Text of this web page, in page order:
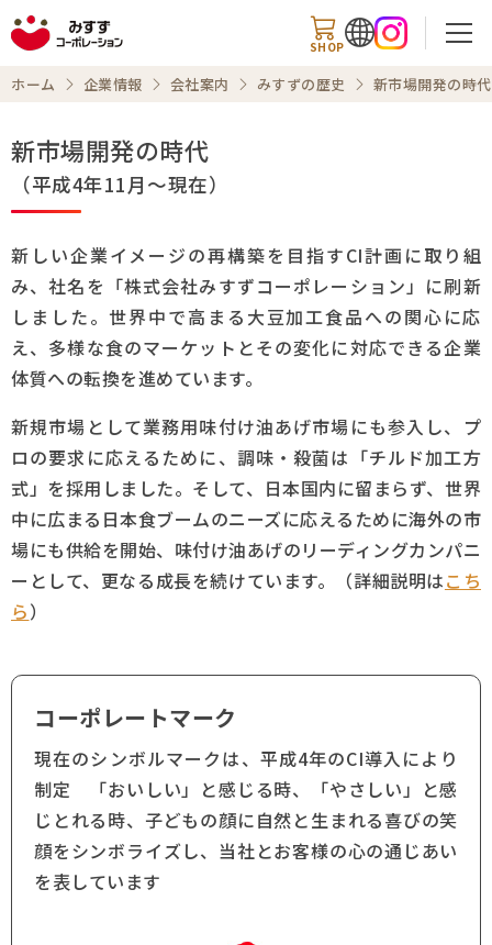
SHOP
ホーム
企業トップ
会社案内
事業内容
チャレンジ精神
生産工場
社会と未来
お問い合わせ
ホーム 企業情報 会社案内 みすずの歴史 新市場開発の時代
新市場開発の時代
（平成4年11月～現在）
新しい企業イメージの再構築を目指すCI計画に取り組
み、社名を「株式会社みすずコーポレーション」に刷新
しました。世界中で高まる大豆加工食品への関心に応
え、多様な食のマーケットとその変化に対応できる企業
体質への転換を進めています。
新規市場として業務用味付け油あげ市場にも参入し、プ
ロの要求に応えるために、調味・殺菌は「チルド加工方
式」を採用しました。そして、日本国内に留まらず、世界
中に広まる日本食ブームのニーズに応えるために海外の市
場にも供給を開始、味付け油あげのリーディングカンパニ
ーとして、更なる成長を続けています。（詳細説明はこち
ら）
コーポレートマーク
現在のシンボルマークは、平成4年のCI導入により
制定 「おいしい」と感じる時、「やさしい」と感
じとれる時、子どもの顔に自然と生まれる喜びの笑
顔をシンボライズし、当社とお客様の心の通じあい
を表しています